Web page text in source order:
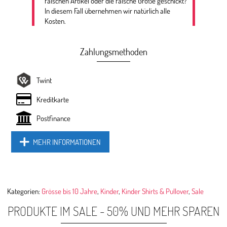
In diesem Fall übernehmen wir natürlich alle
Kosten.
Zahlungsmethoden
Twint
Kreditkarte
Postfinance
MEHR INFORMATIONEN
Kategorien: Grösse bis 10 Jahre, Kinder, Kinder Shirts & Pullover,Sale
PRODUKTE IM SALE - 50% UND MEHR SPAREN